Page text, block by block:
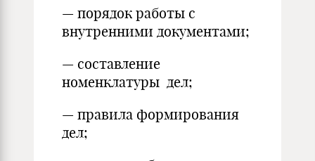
— порядок работы с
внутренними документами;
— составление
номенклатуры дел;
— правила формирования
дел;